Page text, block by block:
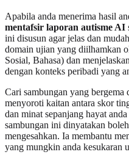
Apabila anda menerima hasil
mentafsir laporan autisme AI
ini disusun agar jelas dan
domain ujian yang diilhamkan
Sosial, Bahasa) dan
dengan konteks peribadi yang
Cari sambungan yang
menyoroti kaitan antara skor
dan minat sepanjang hayat
sambungan ini dinyatakan
mengesahkan. Ia membantu
yang mungkin anda kesukaran